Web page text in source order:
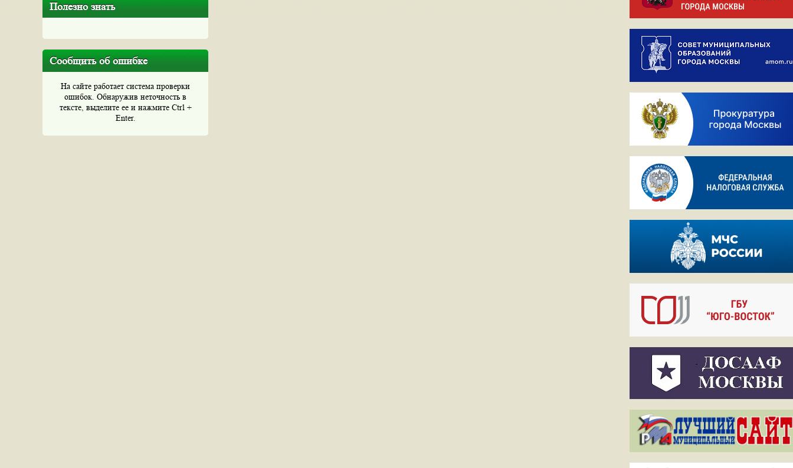
Полезно знать
Сообщить об ошибке
На сайте работает система проверки
ошибок. Обнаружив неточность в
тексте, выделите ее и нажмите Ctrl +
Enter.